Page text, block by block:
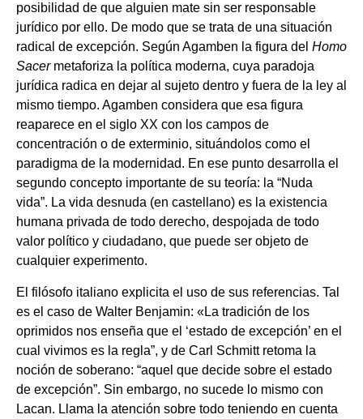
posibilidad de que alguien mate sin ser responsable
jurídico por ello. De modo que se trata de una situación
radical de excepción. Según Agamben la figura del Homo
Sacermetaforiza la política moderna, cuya paradoja
jurídica radica en dejar al sujeto dentro y fuera de la ley al
mismo tiempo. Agamben considera que esa figura
reaparece en el siglo XX con los campos de
concentración o de exterminio, situándolos como el
paradigma de la modernidad. En ese punto desarrolla el
segundo concepto importante de su teoría: la “Nuda
vida”. La vida desnuda (en castellano) es la existencia
humana privada de todo derecho, despojada de todo
valor político y ciudadano, que puede ser objeto de
cualquier experimento.
El filósofo italiano explicita el uso de sus referencias. Tal
es el caso de Walter Benjamin: «La tradición de los
oprimidos nos enseña que el ‘estado de excepción’ en el
cual vivimos es la regla”, y de Carl Schmitt retoma la
noción de soberano: “aquel que decide sobre el estado
de excepción”. Sin embargo, no sucede lo mismo con
Lacan. Llama la atención sobre todo teniendo en cuenta